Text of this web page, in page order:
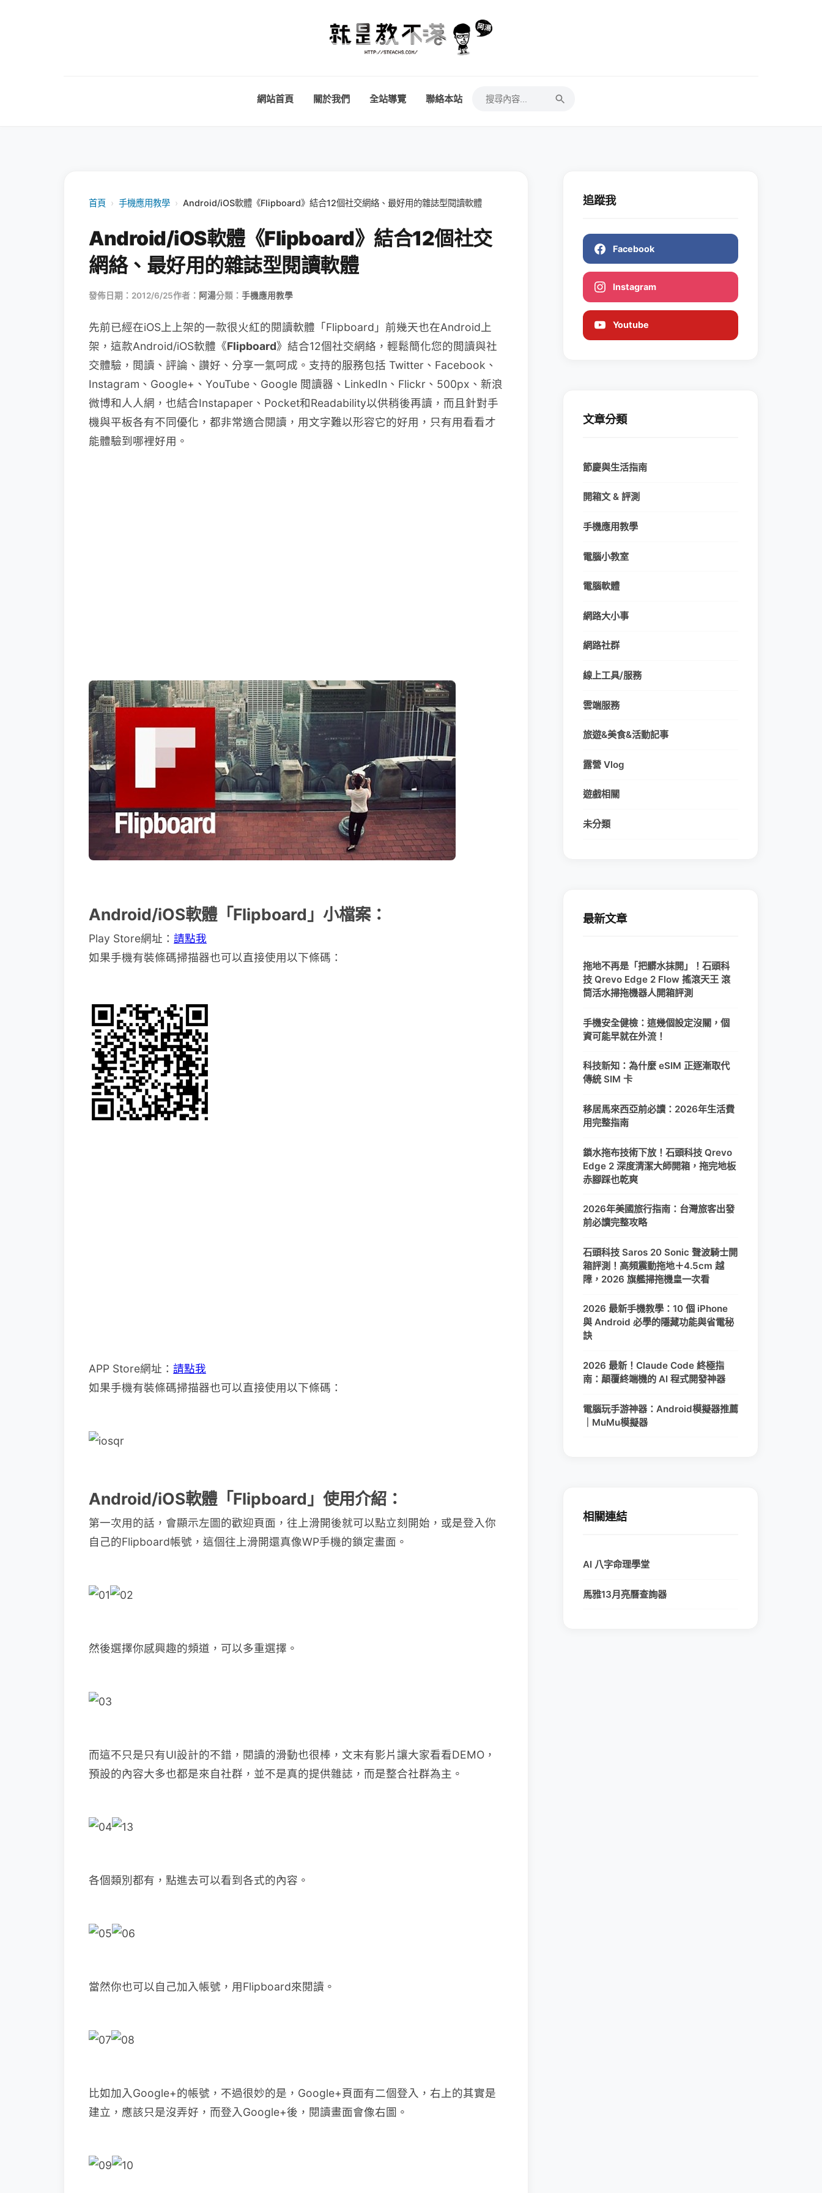
網站首頁 關於我們 全站導覽 聯絡本站
首頁 › 手機應用教學 › Android/iOS軟體《Flipboard》結合12個社交網絡、最好用的雜誌型閱讀軟體
Android/iOS軟體《Flipboard》結合12個社交
網絡、最好用的雜誌型閱讀軟體
發佈日期：2012/6/25作者： 阿湯分類： 手機應用教學
先前已經在iOS上上架的一款很火紅的閱讀軟體「Flipboard」前幾天也在Android上
架，這款Android/iOS軟體《Flipboard》結合12個社交網絡，輕鬆簡化您的閲讀與社
交體驗，閲讀、評論、讚好、分享一氣呵成。支持的服務包括 Twitter、Facebook、
Instagram、Google+、YouTube、Google 閲讀器、LinkedIn、Flickr、500px、新浪
微博和人人網，也結合Instapaper、Pocket和Readability以供稍後再讀，而且針對手
機與平板各有不同優化，都非常適合閱讀，用文字難以形容它的好用，只有用看看才
能體驗到哪裡好用。
Android/iOS軟體「Flipboard」小檔案：
Play Store網址： 請點我
如果手機有裝條碼掃描器也可以直接使用以下條碼：
APP Store網址： 請點我
如果手機有裝條碼掃描器也可以直接使用以下條碼：
Android/iOS軟體「Flipboard」使用介紹：
第一次用的話，會顯示左圖的歡迎頁面，往上滑開後就可以點立刻開始，或是登入你
自己的Flipboard帳號，這個往上滑開還真像WP手機的鎖定畫面。
然後選擇你感興趣的頻道，可以多重選擇。
而這不只是只有UI設計的不錯，閱讀的滑動也很棒，文末有影片讓大家看看DEMO，
預設的內容大多也都是來自社群，並不是真的提供雜誌，而是整合社群為主。
各個類別都有，點進去可以看到各式的內容。
當然你也可以自己加入帳號，用Flipboard來閱讀。
比如加入Google+的帳號，不過很妙的是，Google+頁面有二個登入，右上的其實是
建立，應該只是沒弄好，而登入Google+後，閱讀畫面會像右圖。
追蹤我
Facebook
Instagram
Youtube
文章分類
節慶與生活指南
開箱文 & 評測
手機應用教學
電腦小教室
電腦軟體
網路大小事
網路社群
線上工具/服務
雲端服務
旅遊&美食&活動記事
露營 Vlog
遊戲相關
未分類
最新文章
拖地不再是「把髒水抹開」！石頭科
技 Qrevo Edge 2 Flow 搖滾天王 滾
筒活水掃拖機器人開箱評測
手機安全健檢：這幾個設定沒關，個
資可能早就在外流！
科技新知：為什麼 eSIM 正逐漸取代
傳統 SIM 卡
移居馬來西亞前必讀：2026年生活費
用完整指南
鎖水拖布技術下放！石頭科技 Qrevo
Edge 2 深度清潔大師開箱，拖完地板
赤腳踩也乾爽
2026年美國旅行指南：台灣旅客出發
前必讀完整攻略
石頭科技 Saros 20 Sonic 聲波騎士開
箱評測！高頻震動拖地＋4.5cm 越
障，2026 旗艦掃拖機皇一次看
2026 最新手機教學：10 個 iPhone
與 Android 必學的隱藏功能與省電秘
訣
2026 最新！Claude Code 終極指
南：顛覆終端機的 AI 程式開發神器
電腦玩手游神器：Android模擬器推薦
｜MuMu模擬器
相關連結
AI 八字命理學堂
馬雅13月亮曆查詢器